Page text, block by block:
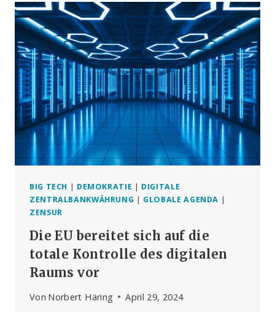
ES
SEI
HÖCHSTE
ZEIT,
„SIGNIFIKANTE
NEBENWIRKUNGEN“
DER
COVID-
19-
IMPFSTOFFE
ZUZUGEBEN
BIG TECH | DEMOKRATIE | DIGITALE
ZENTRALBANKWÄHRUNG | GLOBALE AGENDA |
ZENSUR
Die EU bereitet sich auf die
totale Kontrolle des digitalen
Raums vor
Von Norbert Häring April 29, 2024